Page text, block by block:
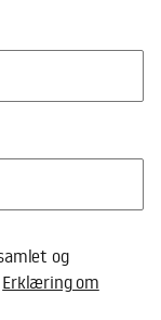
Erklæring om